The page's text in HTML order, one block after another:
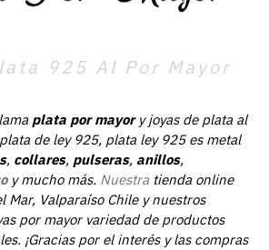
925 Al Por Mayor
plata por mayory joyas de plata al
de ley 925, plata ley 925 es metal
, collares, pulseras, anillos,
y mucho más. Nuestra tienda online
Mar, Valparaíso Chile y nuestros
por mayor variedad de productos
¡Gracias por el interés y las compras